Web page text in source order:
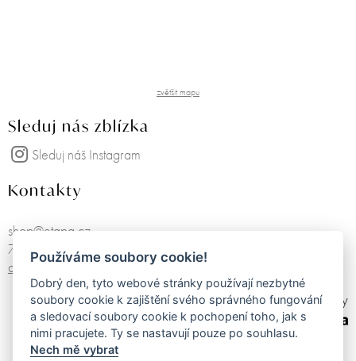
zvětšit mapu
Sleduj nás zblízka
Sleduj náš Instagram
Kontakty
shop@etapa.cz
725751468
další kontakty
made by
Používáme soubory cookie!
Dobrý den, tyto webové stránky používají nezbytné
soubory cookie k zajištění svého správného fungování
a sledovací soubory cookie k pochopení toho, jak s
nimi pracujete. Ty se nastavují pouze po souhlasu.
Nech mě vybrat